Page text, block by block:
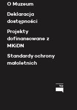
O Muzeum
Deklaracja
dostępności
Projekty
dofinansowane z
MKiDN
Standardy ochrony
małoletnich